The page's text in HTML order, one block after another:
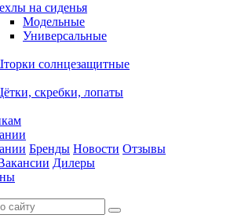
на сиденья
Модельные
Универсальные
солнцезащитные
скребки, лопаты
Бренды Новости Отзывы
Дилеры